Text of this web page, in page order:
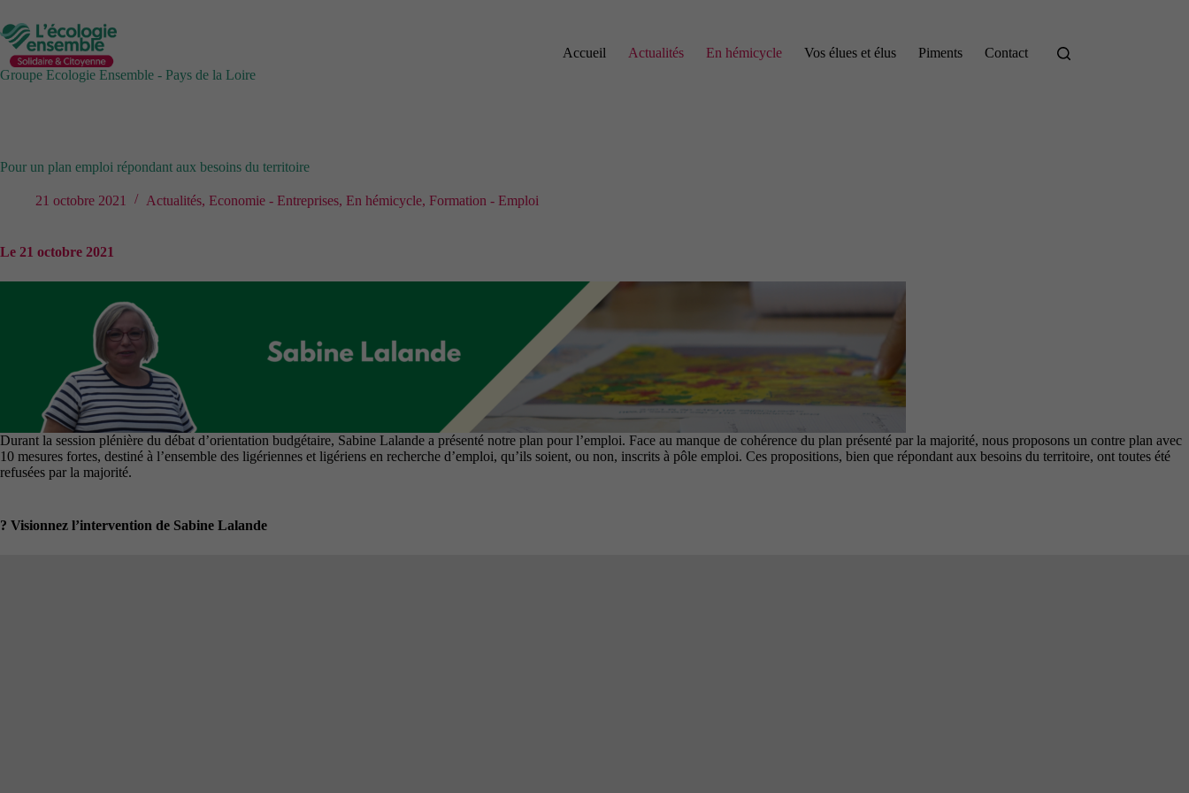
au
contenu
Groupe Ecologie Ensemble - Pays de la Loire
Accueil Actualités En hémicycle Vos élues et élus Piments Contact
Pour un plan emploi répondant aux besoins du territoire
21 octobre 2021 Actualités, Economie - Entreprises, En hémicycle, Formation - Emploi
Le 21 octobre 2021
Durant la session plénière du débat d’orientation budgétaire, Sabine Lalande a présenté notre plan pour l’emploi. Face au manque de cohérence du plan présenté par la majorité, nous proposons un contre plan avec
10 mesures fortes, destiné à l’ensemble des ligériennes et ligériens en recherche d’emploi, qu’ils soient, ou non, inscrits à pôle emploi. Ces propositions, bien que répondant aux besoins du territoire, ont toutes été
refusées par la majorité.
? Visionnez l’intervention de Sabine Lalande